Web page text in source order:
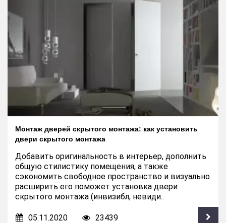
Монтаж дверей скрытого монтажа: как установить
двери скрытого монтажа
Добавить оригинальность в интерьер, дополнить
общую стилистику помещения, а также
сэкономить свободное пространство и визуально
расширить его поможет установка двери
скрытого монтажа (инвизибл, невиди..
05.11.2020 23439